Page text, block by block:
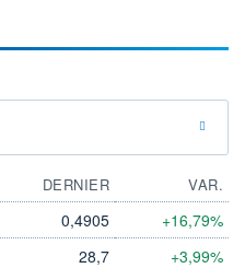
DERNIER
VAR.
0,4905 +16,79%
28,7 +3,99%